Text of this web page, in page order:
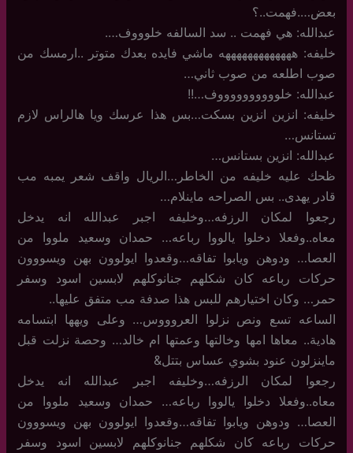
بعض….فهمت..؟
عبدالله: هي فهمت .. سد السالفه خلوووف….
خليفه: هههههههههههههه ماشي فايده بعدك متوتر ..ارمسك من
صوب اطلعه من صوب ثاني…
عبدالله: خلووووووووووف…!!
خليفه: انزين انزين بسكت…بس هذا عرسك ويا هالراس لازم
تستانس…
عبدالله: انزين بستانس…
ظحك عليه خليفه من الخاطر…الريال واقف شعر يمبه مب
قادر يهدى.. بس الصراحه ماينلام…
رجعوا لمكان الرزفه…وخليفه اجبر عبدالله انه يدخل
معاه..وفعلا دخلوا يالووا رباعه… حمدان وسعيد ملووا من
العصا… ودوهن ويابوا تفاقه…وقعدوا ايولوون بهن ويسووون
حركات رباعه كان شكلهم جنانوكلهم لابسين اسود وسفر
حمر… وكان اختيارهم للبس هذا صدفة مب متفق عليها..
الساعه تسع ونص نزلوا العروووس… وعلى ويهها ابتسامه
هادية.. معاها امها وخالتها وعمتها ام خالد… وحصة نزلت قبل
ماينزلون عنود بشوي عساس بتتل&
رجعوا لمكان الرزفه…وخليفه اجبر عبدالله انه يدخل
معاه..وفعلا دخلوا يالووا رباعه… حمدان وسعيد ملووا من
العصا… ودوهن ويابوا تفاقه…وقعدوا ايولوون بهن ويسووون
حركات رباعه كان شكلهم جنانوكلهم لابسين اسود وسفر